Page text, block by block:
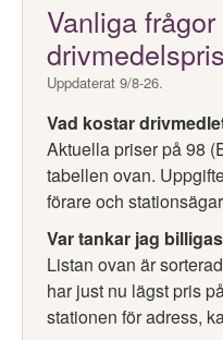
Vanliga
Uppdaterat 9/8-26.
Vad kostar
Aktuella priser på 98
tabellen ovan.
förare och
Var tankar jag
Listan ovan är
har just nu lägst pris
stationen för adress,